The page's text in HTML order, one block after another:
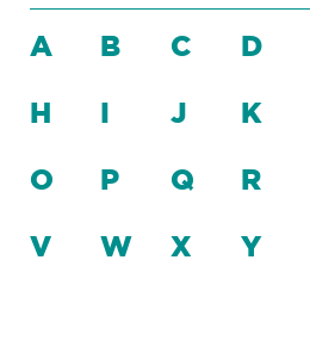
A B C D
H J K
O P Q R
V W X Y